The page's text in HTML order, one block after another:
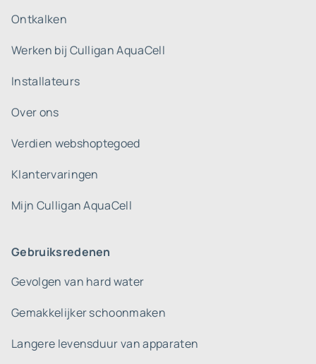
Ontkalken
Werken bij Culligan AquaCell
Installateurs
Over ons
Verdien webshoptegoed
Klantervaringen
Mijn Culligan AquaCell
Gebruiksredenen
Gevolgen van hard water
Gemakkelijker schoonmaken
Langere levensduur van apparaten